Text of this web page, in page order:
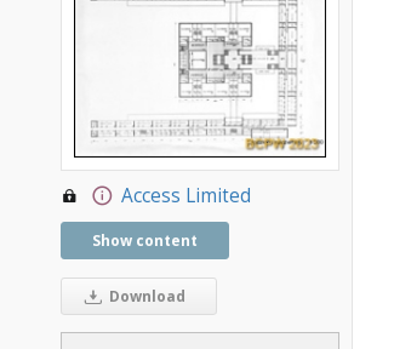
Access Limited
Show content
Download